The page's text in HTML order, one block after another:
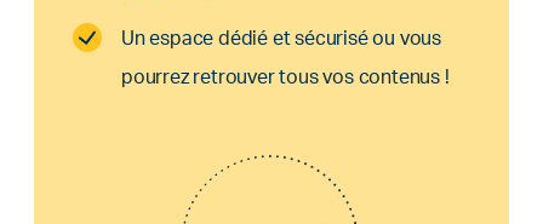
Un espace dédié et sécurisé ou vous
pourrez retrouver tous vos contenus !